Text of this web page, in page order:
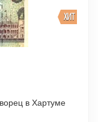
ХИТ